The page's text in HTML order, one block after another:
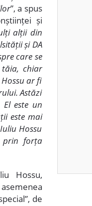
”, a spus
și
alții din
și DA
care se
chiar
ar fi
Astăzi
este un
este mai
Hossu
prin forța
Hossu,
de